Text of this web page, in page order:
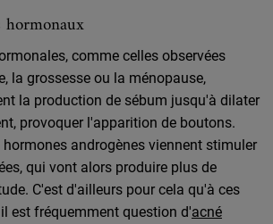
hormonaux
comme celles observées
la grossesse ou la ménopause,
la production de sébum jusqu'à dilater
provoquer l'apparition de boutons.
hormones androgènes viennent stimuler
qui vont alors produire plus de
C'est d'ailleurs pour cela qu'à ces
est fréquemment question d'acné